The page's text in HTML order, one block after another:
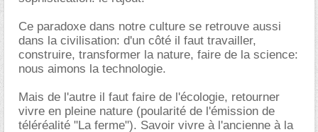
Ce paradoxe dans notre culture se retrouve aussi
dans la civilisation: d'un côté il faut travailler,
construire, transformer la nature, faire de la science:
nous aimons la technologie.
Mais de l'autre il faut faire de l'écologie, retourner
vivre en pleine nature (poularité de l'émission de
téléréalité "La ferme"). Savoir vivre à l'ancienne à la